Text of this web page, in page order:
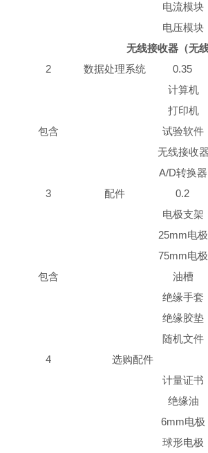
电流模块
电压模块
无线接收器（无
2
数据处理系统 0.35
包含
计算机
打印机
试验软件
无线接收器
A/D转换器
3
配件 0.2
包含
电极支架
25mm电极
75mm电极
油槽
绝缘手套
绝缘胶垫
随机文件
4
选购配件
计量证书
绝缘油
6mm电极
球形电极